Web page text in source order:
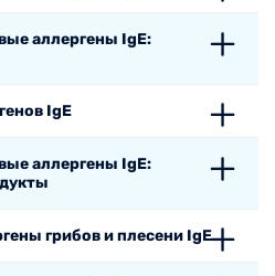
аллергены IgE:
IgE
аллергены IgE:
грибов и плесени IgE